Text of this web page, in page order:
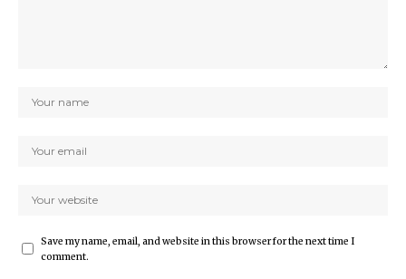
Save my name, email, and website in this browser for the next time I
comment.